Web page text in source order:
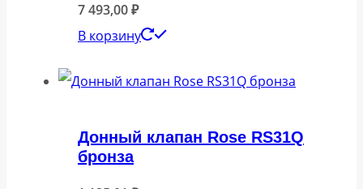
7 493,00₽
В корзину
Донный клапан Rose RS31Q
бронза